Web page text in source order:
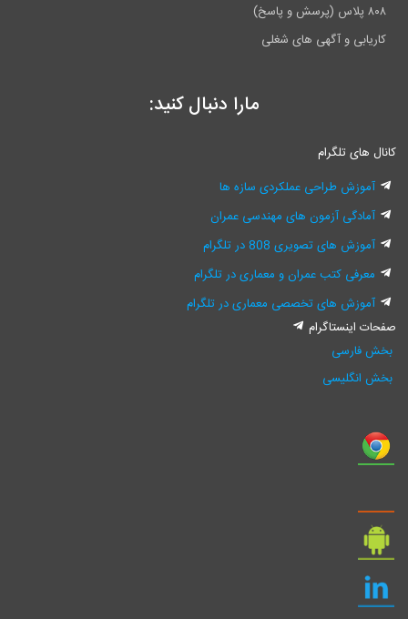
۸۰۸ پلاس (پرسش و پاسخ)
کاریابی و آگهی های شغلی
مارا دنبال کنید:
کانال های تلگرام
آموزش طراحی عملکردی سازه ها
آمادگی آزمون های مهندسی عمران
آموزش های تصویری 808 در تلگرام
معرفی کتب عمران و معماری در تلگرام
آموزش های تخصصی معماری در تلگرام
صفحات اینستاگرام
بخش فارسی
بخش انگلیسی